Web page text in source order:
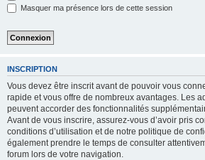
Masquer ma présence lors de cette session
INSCRIPTION
Vous devez être inscrit avant de pouvoir vous
rapide et vous offre de nombreux avantages. Les
peuvent accorder des fonctionnalités
Avant de vous inscrire, assurez-vous d’avoir pris
conditions d’utilisation et de notre politique de
également prendre le temps de consulter
forum lors de votre navigation.